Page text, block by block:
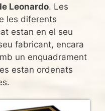
Leonardo. Les
les diferents
estan en el seu
fabricant, encara
un enquadrament
estan ordenats